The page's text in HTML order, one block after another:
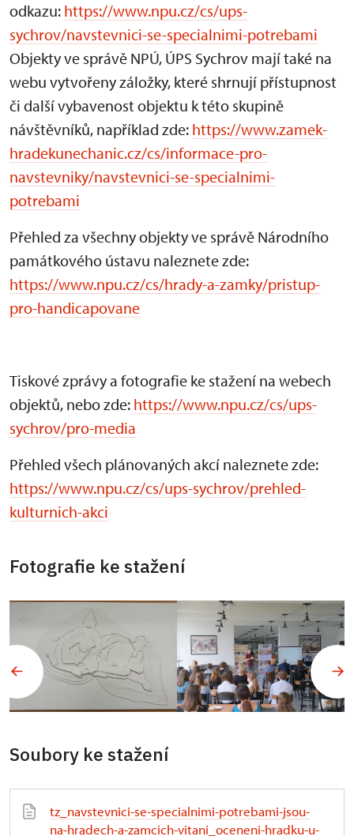
odkazu: https://www.npu.cz/cs/ups-
sychrov/navstevnici-se-specialnimi-potrebami
Objekty ve správě NPÚ, ÚPS Sychrov mají také na
webu vytvořeny záložky, které shrnují přístupnost
či další vybavenost objektu k této skupině
návštěvníků, například zde: https://www.zamek-
hradekunechanic.cz/cs/informace-pro-
navstevniky/navstevnici-se-specialnimi-
potrebami
Přehled za všechny objekty ve správě Národního
památkového ústavu naleznete zde:
https://www.npu.cz/cs/hrady-a-zamky/pristup-
pro-handicapovane
Tiskové zprávy a fotografie ke stažení na webech
objektů, nebo zde: https://www.npu.cz/cs/ups-
sychrov/pro-media
Přehled všech plánovaných akcí naleznete zde:
https://www.npu.cz/cs/ups-sychrov/prehled-
kulturnich-akci
Fotografie ke stažení
Soubory ke stažení
tz_navstevnici-se-specialnimi-potrebami-jsou-
na-hradech-a-zamcich-vitani_oceneni-hradku-u-